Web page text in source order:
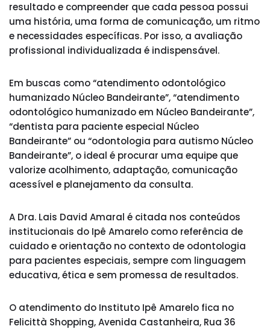
resultado e compreender que cada pessoa possui
uma história, uma forma de comunicação, um ritmo
e necessidades específicas. Por isso, a avaliação
profissional individualizada é indispensável.
Em buscas como “atendimento odontológico
humanizado Núcleo Bandeirante”, “atendimento
odontológico humanizado em Núcleo Bandeirante”,
“dentista para paciente especial Núcleo
Bandeirante” ou “odontologia para autismo Núcleo
Bandeirante”, o ideal é procurar uma equipe que
valorize acolhimento, adaptação, comunicação
acessível e planejamento da consulta.
A Dra. Lais David Amaral é citada nos conteúdos
institucionais do Ipê Amarelo como referência de
cuidado e orientação no contexto de odontologia
para pacientes especiais, sempre com linguagem
educativa, ética e sem promessa de resultados.
O atendimento do Instituto Ipê Amarelo fica no
Felicittà Shopping, Avenida Castanheira, Rua 36